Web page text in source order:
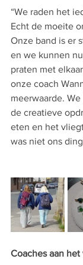
“We raden het
Echt de moeite
Onze band is er
en we kunnen
praten met
onze coach
meerwaarde.
de creatieve
eten en het
was niet ons
Coaches aan het